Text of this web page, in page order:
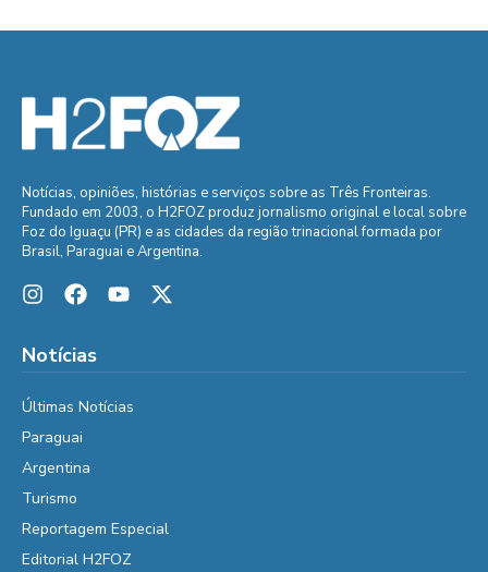
Notícias, opiniões, histórias e serviços sobre as Três Fronteiras.
Fundado em 2003, o H2FOZ produz jornalismo original e local sobre
Foz do Iguaçu (PR) e as cidades da região trinacional formada por
Brasil, Paraguai e Argentina.
Notícias
Últimas Notícias
Paraguai
Argentina
Turismo
Reportagem Especial
Editorial H2FOZ